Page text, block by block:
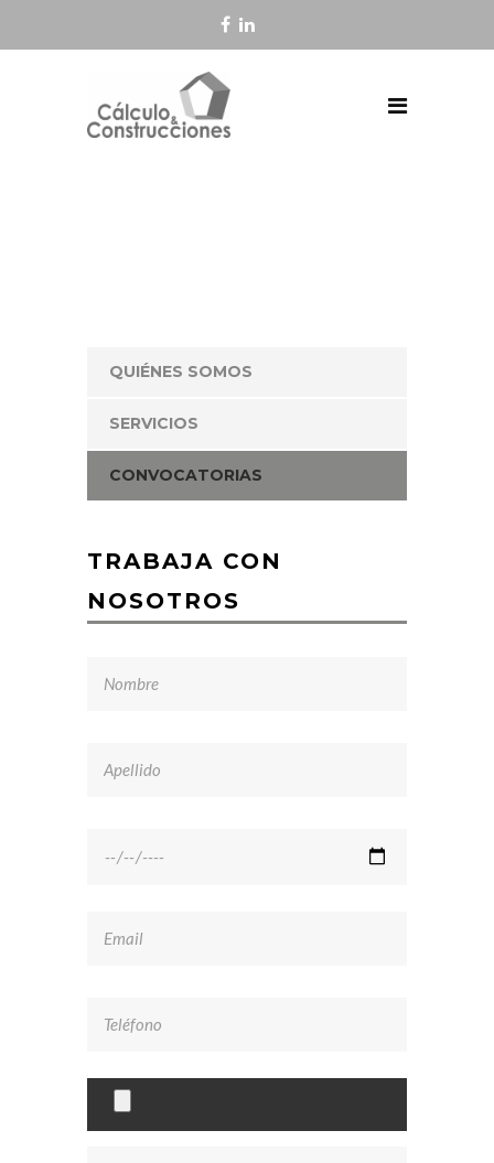
QUIÉNES SOMOS
SERVICIOS
CONVOCATORIAS
TRABAJA CON
NOSOTROS